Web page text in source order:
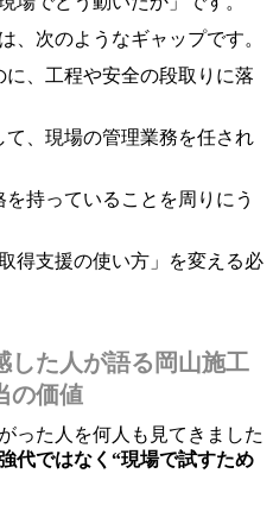
、次のようなギャップです。
、工程や安全の段取りに落
、現場の管理業務を任され
持っていることを周りにう
得支援の使い方」を変える必
した人が語る岡山施工
の価値
った人を何人も見てきました
代ではなく“現場で試すため